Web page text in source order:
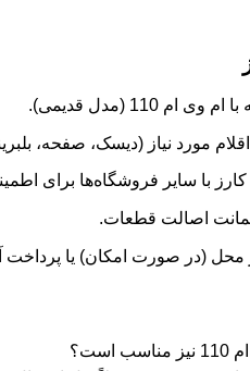
110 (مدل قدیمی).
مورد نیاز (دیسک، صفحه،
با سایر فروشگاه‌ها برای
اصالت قطعات.
محل (در صورت امکان) یا پرداخت